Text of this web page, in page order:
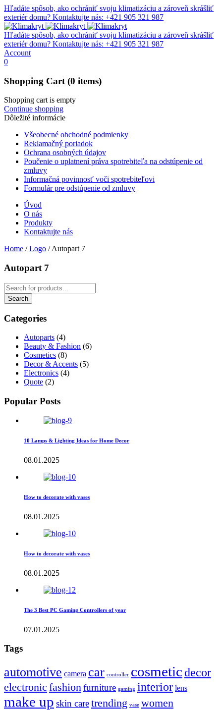
Hľadáte spôsob, ako ochrániť svoju klimatizáciu a zároveň skrášliť
exteriér domu? Kontaktujte nás: +421 905 321 987
Hľadáte spôsob, ako ochrániť svoju klimatizáciu a zároveň skrášliť
exteriér domu? Kontaktujte nás: +421 905 321 987
Account
0
Shopping Cart (0 items)
Shopping cart is empty
Continue shopping
Dôležité informácie
Všeobecné obchodné podmienky
Reklamačný poriadok
Ochrana osobných údajov
Poučenie o uplatnení práva spotrebiteľa na odstúpenie od
zmluvy
Informačná povinnosť voči spotrebiteľovi
Formulár pre odstúpenie od zmluvy
Úvod
O nás
Produkty
Kontaktujte nás
Home / Logo /Autopart 7
Autopart 7
Categories
Autoparts (4)
Beauty & Fashion (6)
Cosmetics (8)
Decor & Accents (5)
Electronics (4)
Quote (2)
Popular Posts
10 Lamps & Lighting Ideas for Home Decor
08.01.2025
How to decorate with vases
08.01.2025
How to decorate with vases
08.01.2025
The 3 Best PC Gaming Controllers of year
07.01.2025
Tags
automotive camera car controller cosmeticdecor
electronic fashion furniture gaming interior lens
make up skin caretrending vase women